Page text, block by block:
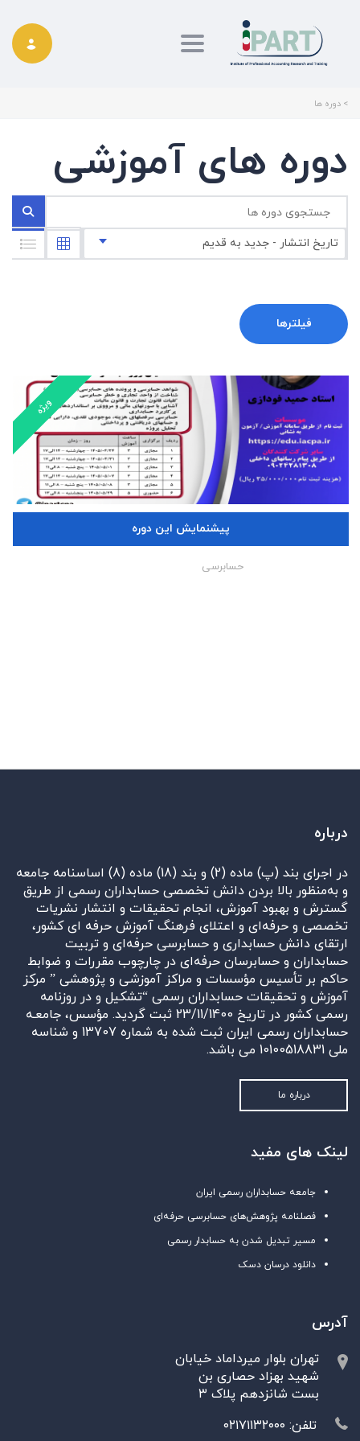
Toggle navigation
> دوره ها
دوره های آموزشی
تاریخ انتشار - جدید به قدیم
فیلترها
ویژه
حسابرسی
درباره
در اجرای بند (پ) ماده (2) و بند (18) ماده (8) اساسنامه جامعه
و به‌منظور بالا بردن دانش تخصصی حسابداران رسمی از طریق
گسترش و بهبود آموزش، انجام تحقیقات و انتشار نشریات
تخصصی و حرفه‌ای و اعتلای فرهنگ آموزش حرفه ای کشور،
ارتقای دانش حسابداری و حسابرسی حرفه‌ای و تربیت
حسابداران و حسابرسان حرفه‌ای در چارچوب مقررات و ضوابط
حاکم بر تأسیس مؤسسات و مراکز آموزشی و پژوهشی ” مرکز
آموزش و تحقیقات حسابداران رسمی “تشکیل و در روزنامه
رسمی کشور در تاریخ 23/11/1400 ثبت گردید. مؤسس، جامعـه
حسابداران رسمی ایران ثبت شده به شماره 13707 و شناسه
ملی 10100518831 می باشد.
درباره ما
لینک های مفید
جامعه حسابداران رسمی ایران
فصلنامه پژوهش‌های حسابرسی حرفه‌ای
مسیر تبدیل شدن به حسابدار رسمی
دانلود درسان دسک
آدرس
تهران بلوار میرداماد خیابان
شهید بهزاد حصاری بن
بست شانزدهم پلاک ۳
تلفن: ۰۲۱۷۱۱۳۲۰۰۰